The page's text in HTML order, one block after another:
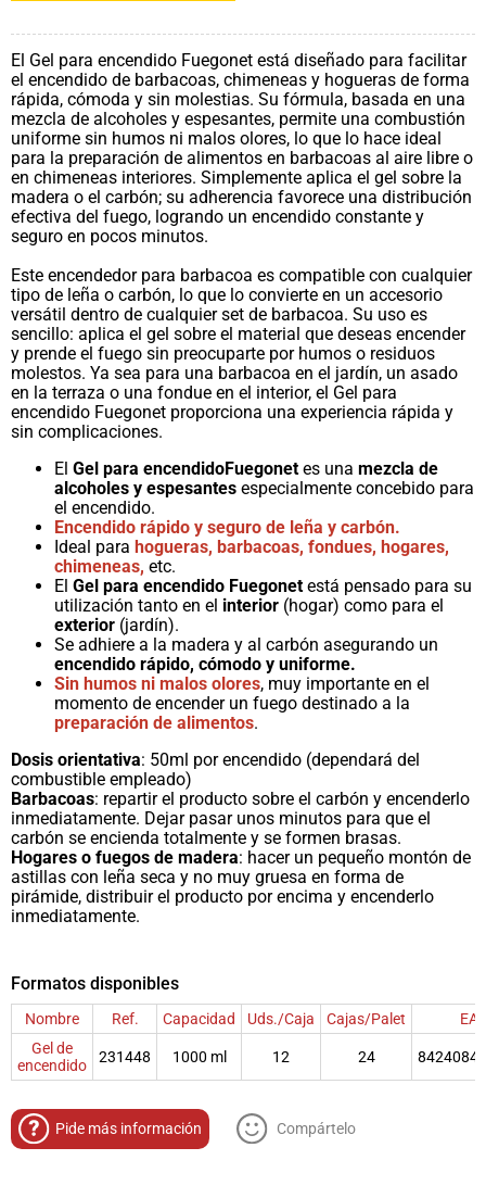
El Gel para encendido Fuegonet está diseñado para facilitar
el encendido de barbacoas, chimeneas y hogueras de forma
rápida, cómoda y sin molestias. Su fórmula, basada en una
mezcla de alcoholes y espesantes, permite una combustión
uniforme sin humos ni malos olores, lo que lo hace ideal
para la preparación de alimentos en barbacoas al aire libre o
en chimeneas interiores. Simplemente aplica el gel sobre la
madera o el carbón; su adherencia favorece una distribución
efectiva del fuego, logrando un encendido constante y
seguro en pocos minutos.
Este encendedor para barbacoa es compatible con cualquier
tipo de leña o carbón, lo que lo convierte en un accesorio
versátil dentro de cualquier set de barbacoa. Su uso es
sencillo: aplica el gel sobre el material que deseas encender
y prende el fuego sin preocuparte por humos o residuos
molestos. Ya sea para una barbacoa en el jardín, un asado
en la terraza o una fondue en el interior, el Gel para
encendido Fuegonet proporciona una experiencia rápida y
sin complicaciones.
El Gel para encendidoFuegonetes una mezcla de
alcoholes y espesantes especialmente concebido para
el encendido.
Encendido rápido y seguro de leña y carbón.
Ideal para hogueras, barbacoas, fondues, hogares,
chimeneas, etc.
El Gel para encendido Fuegonetestá pensado para su
utilización tanto en el interior (hogar) como para el
exterior (jardín).
Se adhiere a la madera y al carbón asegurando un
encendido rápido, cómodo y uniforme.
Sin humos ni malos olores, muy importante en el
momento de encender un fuego destinado a la
preparación de alimentos.
Dosis orientativa: 50ml por encendido (dependará del
combustible empleado)
Barbacoas: repartir el producto sobre el carbón y encenderlo
inmediatamente. Dejar pasar unos minutos para que el
carbón se encienda totalmente y se formen brasas.
Hogares o fuegos de madera: hacer un pequeño montón de
astillas con leña seca y no muy gruesa en forma de
pirámide, distribuir el producto por encima y encenderlo
inmediatamente.
Formatos disponibles
Nombre Ref. Capacidad Uds./Caja Cajas/Palet
Gel de
encendido
231448 1000 ml 12 24
Pide más información Compártelo